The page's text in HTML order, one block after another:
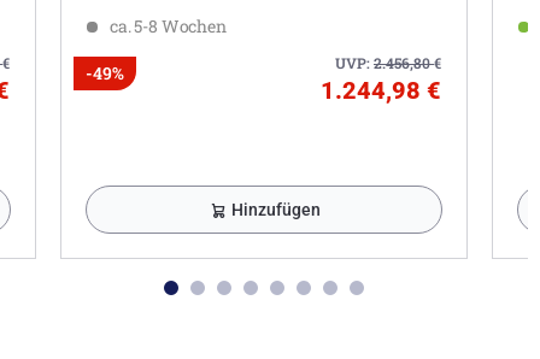
€
ca. 5-8 Wochen
UVP:2.456,80€
-49%
1.244,98 €
Hinzufügen